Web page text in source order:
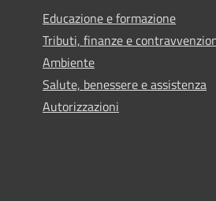
Educazione e formazione
Tributi, finanze e
Ambiente
Salute, benessere e assistenza
Autorizzazioni